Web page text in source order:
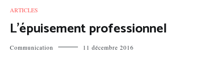
ARTICLES
L’épuisement professionnel
Communication 11 décembre 2016